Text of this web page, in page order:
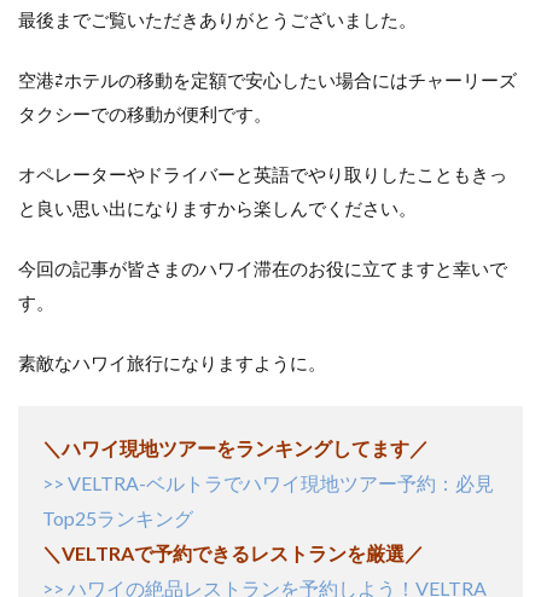
最後までご覧いただきありがとうございました。
空港⇄ホテルの移動を定額で安心したい場合にはチャーリーズ
タクシーでの移動が便利です。
オペレーターやドライバーと英語でやり取りしたこともきっ
と良い思い出になりますから楽しんでください。
今回の記事が皆さまのハワイ滞在のお役に立てますと幸いで
す。
素敵なハワイ旅行になりますように。
＼ハワイ現地ツアーをランキングしてます／
>> VELTRA-ベルトラでハワイ現地ツアー予約：必見
Top25ランキング
＼VELTRAで予約できるレストランを厳選／
>> ハワイの絶品レストランを予約しよう！VELTRA